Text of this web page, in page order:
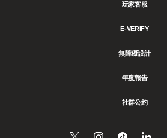
玩家客服
E-VERIFY
無障礙設計
年度報告
社群公約
追 Follow Follow 分